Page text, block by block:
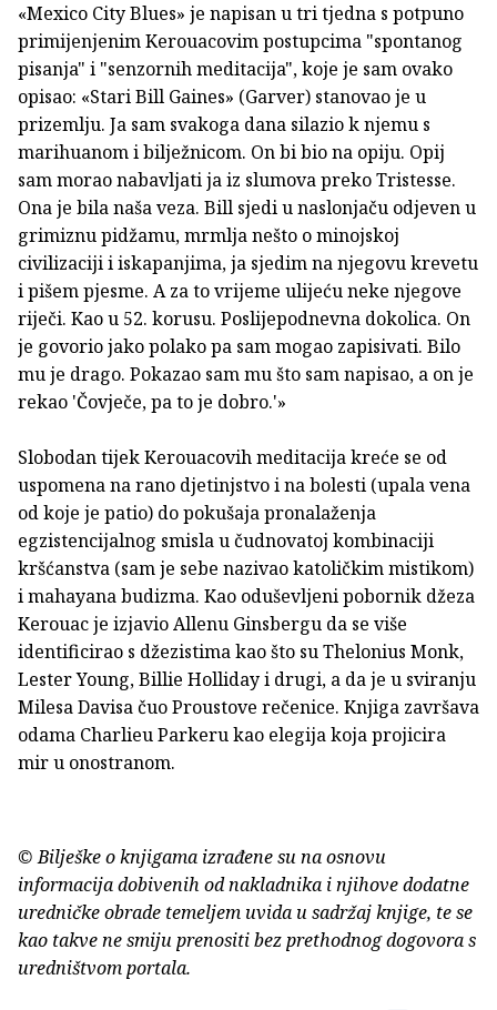
«Mexico City Blues» je napisan u tri tjedna s potpuno
primijenjenim Kerouacovim postupcima "spontanog
pisanja" i "senzornih meditacija", koje je sam ovako
opisao: «Stari Bill Gaines» (Garver) stanovao je u
prizemlju. Ja sam svakoga dana silazio k njemu s
marihuanom i bilježnicom. On bi bio na opiju. Opij
sam morao nabavljati ja iz slumova preko Tristesse.
Ona je bila naša veza. Bill sjedi u naslonjaču odjeven u
grimiznu pidžamu, mrmlja nešto o minojskoj
civilizaciji i iskapanjima, ja sjedim na njegovu krevetu
i pišem pjesme. A za to vrijeme ulijeću neke njegove
riječi. Kao u 52. korusu. Poslijepodnevna dokolica. On
je govorio jako polako pa sam mogao zapisivati. Bilo
mu je drago. Pokazao sam mu što sam napisao, a on je
rekao 'Čovječe, pa to je dobro.'»
Slobodan tijek Kerouacovih meditacija kreće se od
uspomena na rano djetinjstvo i na bolesti (upala vena
od koje je patio) do pokušaja pronalaženja
egzistencijalnog smisla u čudnovatoj kombinaciji
kršćanstva (sam je sebe nazivao katoličkim mistikom)
i mahayana budizma. Kao oduševljeni pobornik džeza
Kerouac je izjavio Allenu Ginsbergu da se više
identificirao s džezistima kao što su Thelonius Monk,
Lester Young, Billie Holliday i drugi, a da je u sviranju
Milesa Davisa čuo Proustove rečenice. Knjiga završava
odama Charlieu Parkeru kao elegija koja projicira
mir u onostranom.
© Bilješke o knjigama izrađene su na osnovu
informacija dobivenih od nakladnika i njihove dodatne
uredničke obrade temeljem uvida u sadržaj knjige, te se
kao takve ne smiju prenositi bez prethodnog dogovora s
uredništvom portala.